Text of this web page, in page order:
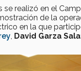
se realizó en el
de la
en la que
, David Garza